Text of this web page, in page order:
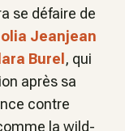
se défaire de
Jeanjean
Burel, qui
après sa
contre
la wild-